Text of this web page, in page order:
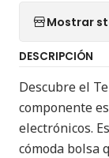
Mostrar
DESCRIPCIÓN
Descubre el
componente
electrónicos.
cómoda bolsa